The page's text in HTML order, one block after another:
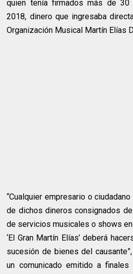
quien tenía firmados más de
2018, dinero que ingresaba
Organización Musical Martín Elías
“Cualquier empresario o
de dichos dineros consignados
de servicios musicales o shows
‘El Gran Martín Elías’ deberá
sucesión de bienes del
un comunicado emitido a